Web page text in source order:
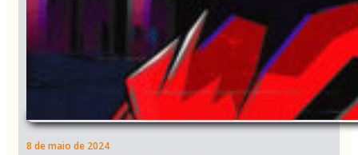
8 de maio de 2024